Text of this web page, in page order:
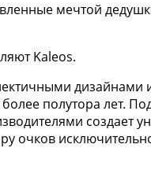
мечтой
Kaleos.
дизайнами
полутора лет.
создает
очков